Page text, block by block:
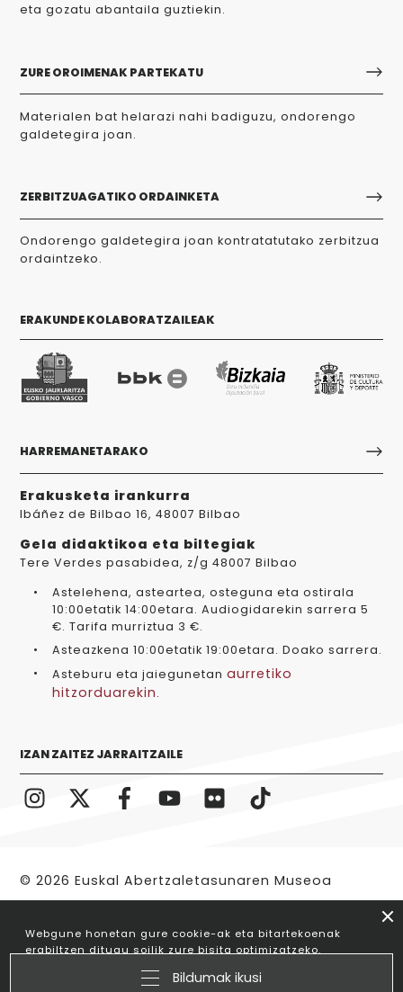
Bildumak ikusi
eta gozatu abantaila guztiekin.
ZURE OROIMENAK PARTEKATU
Materialen bat helarazi nahi badiguzu, ondorengo
galdetegira joan.
ZERBITZUAGATIKO ORDAINKETA
Ondorengo galdetegira joan kontratatutako zerbitzua
ordaintzeko.
ERAKUNDE KOLABORATZAILEAK
HARREMANETARAKO
Erakusketa irankurra
Ibáñez de Bilbao 16, 48007 Bilbao
Gela didaktikoa eta biltegiak
Tere Verdes pasabidea, z/g 48007 Bilbao
Astelehena, asteartea, osteguna eta ostirala
10:00etatik 14:00etara. Audiogidarekin sarrera 5
€. Tarifa murriztua 3 €.
Asteazkena 10:00etatik 19:00etara. Doako sarrera.
Asteburu eta jaiegunetan aurretiko
hitzorduarekin.
IZAN ZAITEZ JARRAITZAILE
© 2026 Euskal Abertzaletasunaren Museoa
Webgune honetan gure cookie-ak eta bitartekoenak
erabiltzen ditugu soilik zure bisita optimizatzeko.
onartzen duzula ulertuko dugu.Informazio gehiago